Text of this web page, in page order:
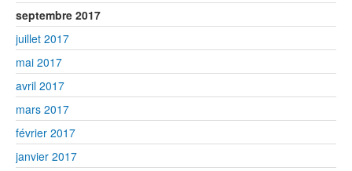
septembre 2017
juillet 2017
mai 2017
avril 2017
mars 2017
février 2017
janvier 2017